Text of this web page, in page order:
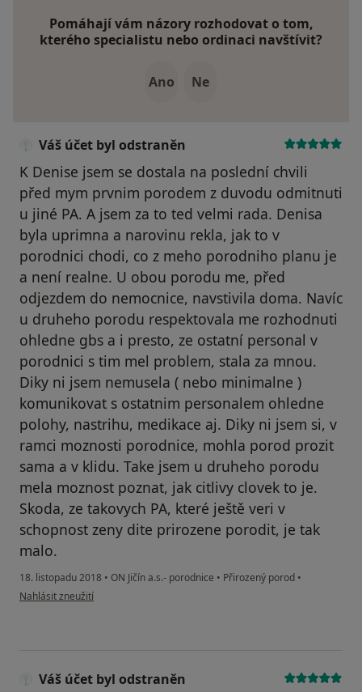
Pomáhají vám názory rozhodovat o tom,
kterého specialistu nebo ordinaci navštívit?
Ano Ne
Váš účet byl odstraněn
K Denise jsem se dostala na poslední chvili
před mym prvnim porodem z duvodu odmitnuti
u jiné PA. A jsem za to ted velmi rada. Denisa
byla uprimna a narovinu rekla, jak to v
porodnici chodi, co z meho porodniho planu je
a není realne. U obou porodu me, před
odjezdem do nemocnice, navstivila doma. Navíc
u druheho porodu respektovala me rozhodnuti
ohledne gbs a i presto, ze ostatní personal v
porodnici s tim mel problem, stala za mnou.
Diky ni jsem nemusela ( nebo minimalne )
komunikovat s ostatnim personalem ohledne
polohy, nastrihu, medikace aj. Diky ni jsem si, v
ramci moznosti porodnice, mohla porod prozit
sama a v klidu. Take jsem u druheho porodu
mela moznost poznat, jak citlivy clovek to je.
Skoda, ze takovych PA, které ještě veri v
schopnost zeny dite prirozene porodit, je tak
malo.
18. listopadu 2018 • ON Jičín a.s.- porodnice • Přirozený porod •
podle názoru uživatele Váš účet byl odstraněn
Nahlásit zneužití
Váš účet byl odstraněn